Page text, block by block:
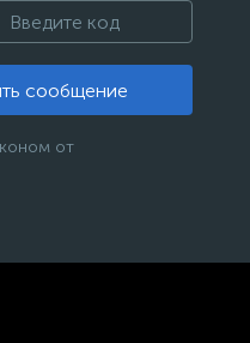
сообщение
от